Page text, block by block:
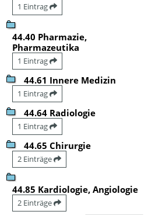
1 Eintrag
44.40 Pharmazie,
Pharmazeutika
1 Eintrag
44.61 Innere Medizin
1 Eintrag
44.64 Radiologie
1 Eintrag
44.65 Chirurgie
2 Einträge
44.85 Kardiologie, Angiologie
2 Einträge